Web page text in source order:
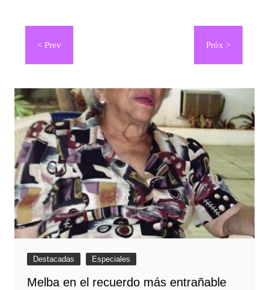
Navegación
entradas
Destacadas Especiales
Melba en el recuerdo más entrañable